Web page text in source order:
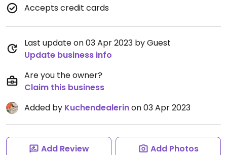
Accepts credit cards
Last update on 03 Apr 2023 by Guest
Update business info
Are you the owner?
Claim this business
Added by Kuchendealerinon 03 Apr 2023
Add Review Add Photos